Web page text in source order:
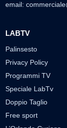
email:
LABTV
Palinsesto
Privacy Policy
Programmi TV
Speciale LabTv
Doppio Taglio
Free sport